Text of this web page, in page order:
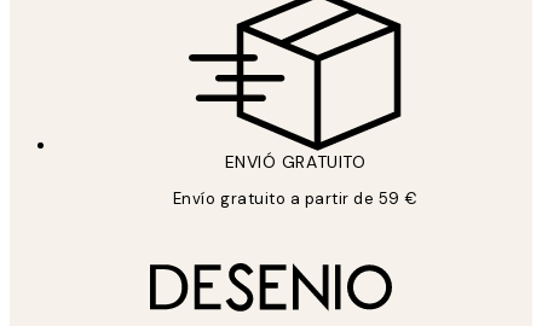
ENVIÓ GRATUITO
Envío gratuito a partir de 59 €